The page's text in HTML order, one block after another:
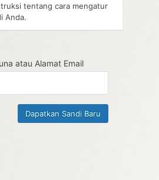
tentang cara mengatur
Anda.
atau Alamat Email